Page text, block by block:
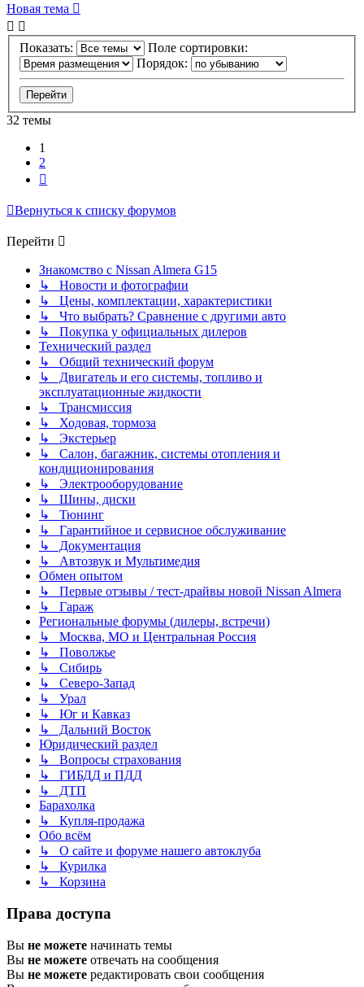
Новая тема
Показать:
Поле сортировки:
Порядок:
32 темы
1
2
Вернуться к списку форумов
Перейти
Знакомство с Nissan Almera G15
↳ Новости и фотографии
↳ Цены, комплектации, характеристики
↳ Что выбрать? Сравнение с другими авто
↳ Покупка у официальных дилеров
Технический раздел
↳ Общий технический форум
↳ Двигатель и его системы, топливо и
эксплуатационные жидкости
↳ Трансмиссия
↳ Ходовая, тормоза
↳ Экстерьер
↳ Салон, багажник, системы отопления и
кондиционирования
↳ Электрооборудование
↳ Шины, диски
↳ Тюнинг
↳ Гарантийное и сервисное обслуживание
↳ Документация
↳ Автозвук и Мультимедия
Обмен опытом
↳ Первые отзывы / тест-драйвы новой Nissan Almera
↳ Гараж
Региональные форумы (дилеры, встречи)
↳ Москва, МО и Центральная Россия
↳ Поволжье
↳ Сибирь
↳ Северо-Запад
↳ Урал
↳ Юг и Кавказ
↳ Дальний Восток
Юридический раздел
↳ Вопросы страхования
↳ ГИБДД и ПДД
↳ ДТП
Барахолка
↳ Купля-продажа
Обо всём
↳ О сайте и форуме нашего автоклуба
↳ Курилка
↳ Корзина
Права доступа
Вы не можете начинать темы
Вы не можете отвечать на сообщения
Вы не можете редактировать свои сообщения